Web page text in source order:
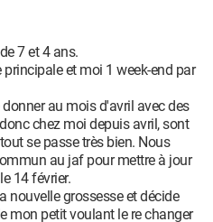
7 et 4 ans.
et moi 1 week-end par
au mois d'avril avec des
chez moi depuis avril, sont
se passe très bien. Nous
au jaf pour mettre à jour
14 février.
nouvelle grossesse et décide
mon petit voulant le re changer